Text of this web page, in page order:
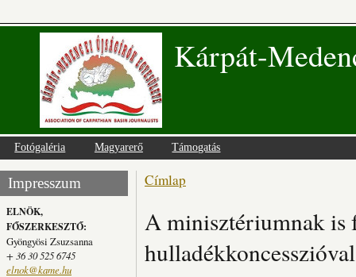
Kárpát-
Fotógaléria Magyarerő Támogatás
Impresszum
ELNÖK,
FŐSZERKESZTŐ:
Gyöngyösi Zsuzsanna
+ 36 30 525 6745
elnok@kame.hu
Jelenlegi hely
Címlap
A minisztériumnak is
hulladékkoncesszióval